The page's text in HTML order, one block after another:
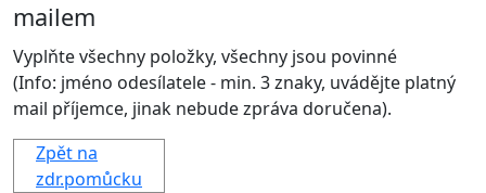
mailem
Vyplňte všechny položky, všechny jsou povinné
(Info: jméno odesílatele - min. 3 znaky, uvádějte platný
mail příjemce, jinak nebude zpráva doručena).
Zpět na
zdr.pomůcku